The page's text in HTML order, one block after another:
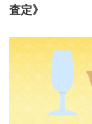
査定》